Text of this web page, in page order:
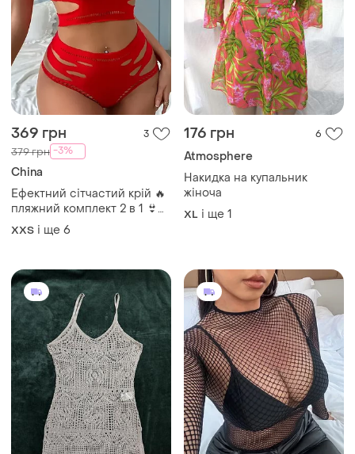
369 грн 3
379 грн -3%
China
Ефектний сітчастий крій 🔥
пляжний комплект 2 в 1 👙
пляжний костюм топ і
шорти з вирізами ✨ в’язана
XХS і ще 6
176 грн 6
Atmosphere
Накидка на купальник
жіноча
XL і ще 1